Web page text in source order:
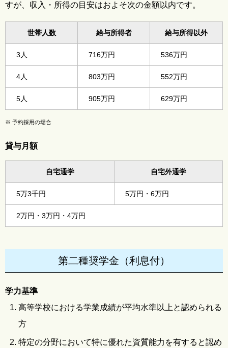
すが、収入・所得の目安はおよそ次の金額以内です。
世帯人数 給与所得者 給与所得以外
3人 716万円 536万円
4人 803万円 552万円
5人 905万円 629万円
※ 予約採用の場合
貸与月額
自宅通学 自宅外通学
5万3千円 5万円・6万円
2万円・3万円・4万円
第二種奨学金（利息付）
学力基準
高等学校における学業成績が平均水準以上と認められる
方
特定の分野において特に優れた資質能力を有すると認め